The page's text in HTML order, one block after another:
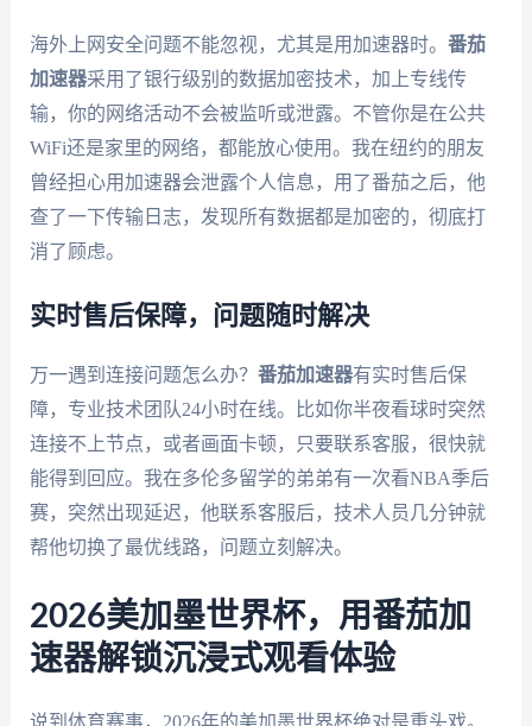
海外上网安全问题不能忽视，尤其是用加速器时。 番茄
加速器采用了银行级别的数据加密技术，加上专线传
输，你的网络活动不会被监听或泄露。不管你是在公共
WiFi还是家里的网络，都能放心使用。我在纽约的朋友
曾经担心用加速器会泄露个人信息，用了番茄之后，他
查了一下传输日志，发现所有数据都是加密的，彻底打
消了顾虑。
实时售后保障，问题随时解决
万一遇到连接问题怎么办？ 番茄加速器有实时售后保
障，专业技术团队24小时在线。比如你半夜看球时突然
连接不上节点，或者画面卡顿，只要联系客服，很快就
能得到回应。我在多伦多留学的弟弟有一次看NBA季后
赛，突然出现延迟，他联系客服后，技术人员几分钟就
帮他切换了最优线路，问题立刻解决。
2026美加墨世界杯，用番茄加
速器解锁沉浸式观看体验
说到体育赛事，2026年的美加墨世界杯绝对是重头戏。